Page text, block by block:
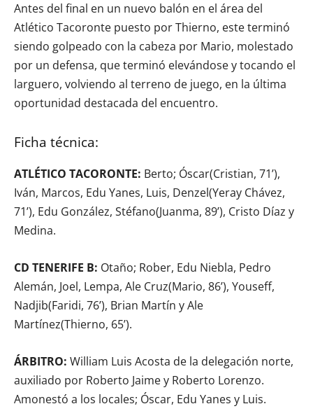
Antes del final en un nuevo balón en el área del
Atlético Tacoronte puesto por Thierno, este terminó
siendo golpeado con la cabeza por Mario, molestado
por un defensa, que terminó elevándose y tocando el
larguero, volviendo al terreno de juego, en la última
oportunidad destacada del encuentro.
Ficha técnica:
ATLÉTICO TACORONTE: Berto; Óscar(Cristian, 71’),
Iván, Marcos, Edu Yanes, Luis, Denzel(Yeray Chávez,
71’), Edu González, Stéfano(Juanma, 89’), Cristo Díaz y
Medina.
CD TENERIFE B: Otaño; Rober, Edu Niebla, Pedro
Alemán, Joel, Lempa, Ale Cruz(Mario, 86’), Youseff,
Nadjib(Faridi, 76’), Brian Martín y Ale
Martínez(Thierno, 65’).
ÁRBITRO: William Luis Acosta de la delegación norte,
auxiliado por Roberto Jaime y Roberto Lorenzo.
Amonestó a los locales; Óscar, Edu Yanes y Luis.